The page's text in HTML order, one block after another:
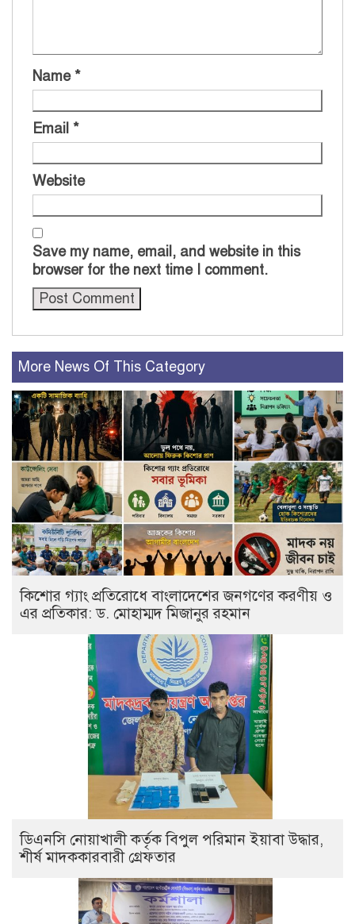
Name *
Email *
Website
Save my name, email, and website in this
browser for the next time I comment.
More News Of This Category
কিশোর গ্যাং প্রতিরোধে বাংলাদেশের জনগণের করণীয় ও
এর প্রতিকার: ড. মোহাম্মদ মিজানুর রহমান
ডিএনসি নোয়াখালী কর্তৃক বিপুল পরিমান ইয়াবা উদ্ধার,
শীর্ষ মাদককারবারী গ্রেফতার